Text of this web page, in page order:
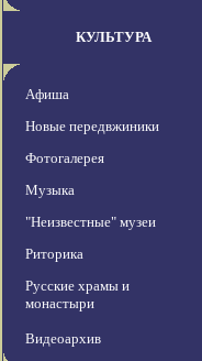
КУЛЬТУРА
Афиша
Новые передвжиники
Фотогалерея
Музыка
"Неизвестные" музеи
Риторика
Русские храмы и
монастыри
Видеоархив